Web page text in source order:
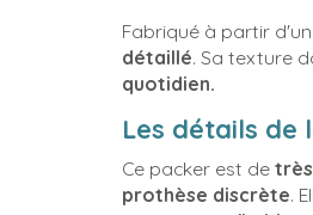
Fabriqué à partir d'un
détaillé. Sa texture
quotidien.
Les détails de
Ce packer est de
prothèse discrète.